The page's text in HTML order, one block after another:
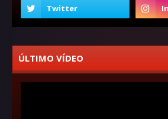
ÚLTIMO VÍDEO